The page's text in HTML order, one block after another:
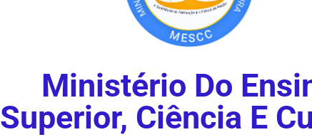
Ministério Do
Superior, Ciência E